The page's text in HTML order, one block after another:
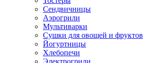
Сендвичницы
Аэрогрили
Мультиварки
Сушки для овощей и фруктов
Йогуртницы
Хлебопечи
Электрогрили